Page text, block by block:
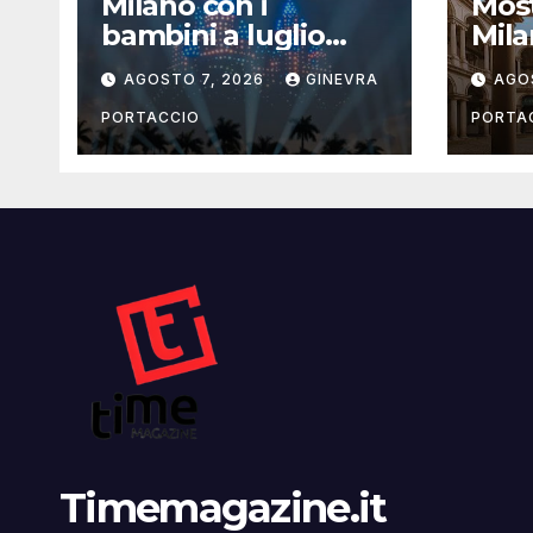
bambini a luglio
2026: eventi, cinema
e attività per
famiglie
AGOSTO 7, 2026 GINEVRA
PORTACCIO
la
Timemagazine.it